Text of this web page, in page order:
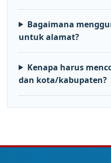
Bagaimana
untuk alamat?
Kenapa harus
dan kota/kabupaten?